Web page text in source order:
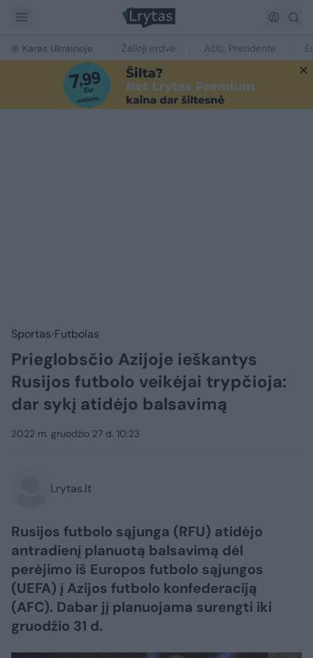
Karas Ukrainoje Žalioji erdvė Ačiū, Prezidente
Sportas Futbolas
Prieglobsčio Azijoje ieškantys
Rusijos futbolo veikėjai trypčioja:
dar sykį atidėjo balsavimą
2022 m. gruodžio 27 d. 10:23
Lrytas.lt
Rusijos futbolo sąjunga (RFU) atidėjo
antradienį planuotą balsavimą dėl
perėjimo iš Europos futbolo sąjungos
(UEFA) į Azijos futbolo konfederaciją
(AFC). Dabar jį planuojama surengti iki
gruodžio 31 d.